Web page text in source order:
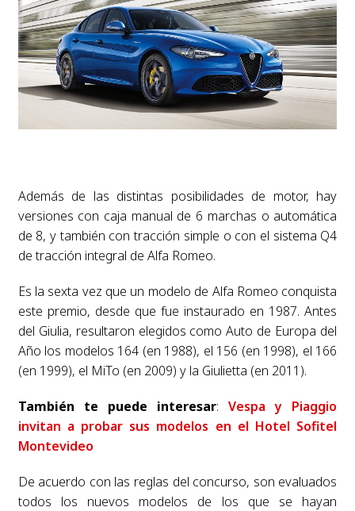
Además de las distintas posibilidades de motor, hay
versiones con caja manual de 6 marchas o automática
de 8, y también con tracción simple o con el sistema Q4
de tracción integral de Alfa Romeo.
Es la sexta vez que un modelo de Alfa Romeo conquista
este premio, desde que fue instaurado en 1987. Antes
del Giulia, resultaron elegidos como Auto de Europa del
Año los modelos 164 (en 1988), el 156 (en 1998), el 166
(en 1999), el MiTo (en 2009) y la Giulietta (en 2011).
También te puede interesar:Vespa y Piaggio
invitan a probar sus modelos en el Hotel Sofitel
Montevideo
De acuerdo con las reglas del concurso, son evaluados
todos los nuevos modelos de los que se hayan